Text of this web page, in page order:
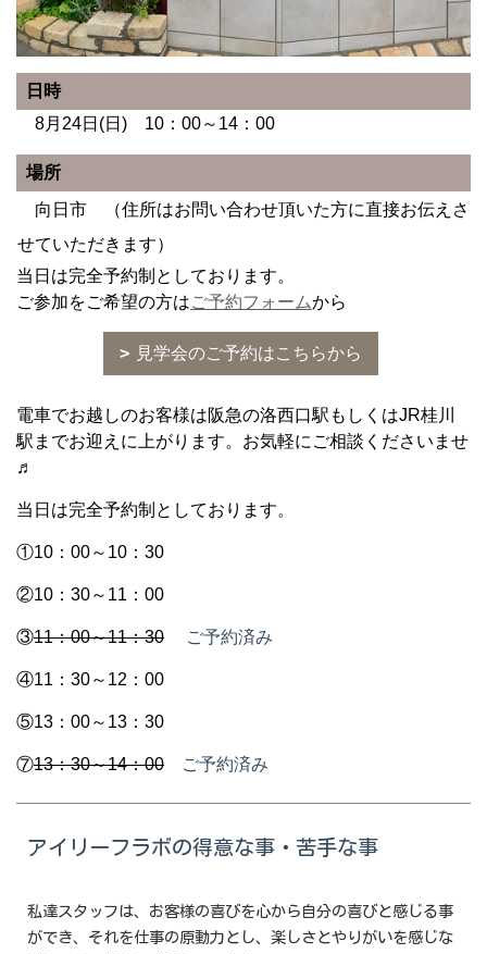
日時
8月24日(日) 10：00～14：00
場所
向日市 （住所はお問い合わせ頂いた方に直接お伝えさ
せていただきます）
当日は完全予約制としております。
ご参加をご希望の方はご予約フォームから
見学会のご予約はこちらから
電車でお越しのお客様は阪急の洛西口駅もしくはJR桂川
駅までお迎えに上がります。お気軽にご相談くださいませ
♬
当日は完全予約制としております。
①10：00～10：30
②10：30～11：00
③11：00～11：30 ご予約済み
④11：30～12：00
⑤13：00～13：30
⑦13：30～14：00 ご予約済み
アイリーフラボの得意な事・苦手な事
私達スタッフは、お客様の喜びを心から自分の喜びと感じる事
ができ、それを仕事の原動力とし、楽しさとやりがいを感じな